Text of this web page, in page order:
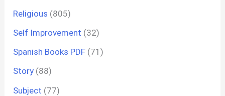
Religious (805)
Self Improvement (32)
Spanish Books PDF (71)
Story (88)
Subject (77)